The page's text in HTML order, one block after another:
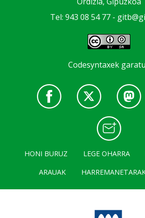
Tel: 943 08 54 77 -
Codesyntaxek
HONI BURUZ LEGE OHARRA
ARAUAK